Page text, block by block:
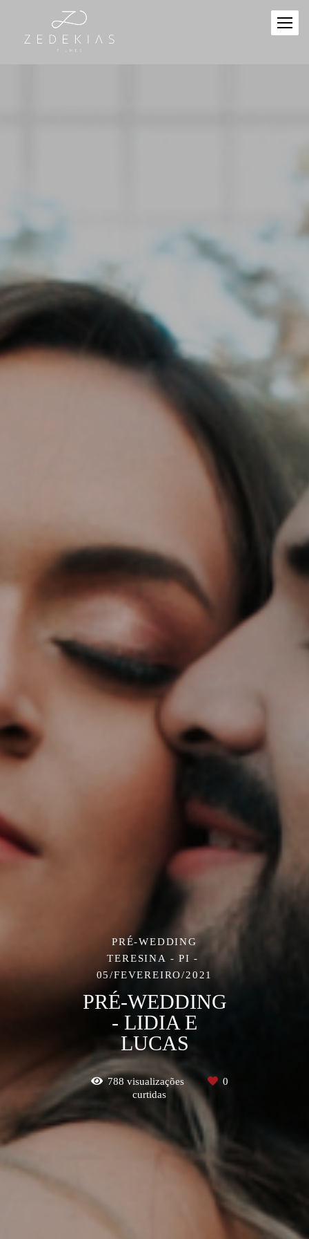
PRÉ-WEDDING
TERESINA - PI
05/FEVEREIRO/2021
PRÉ-WEDDING
- LIDIA E
LUCAS
788 visualizações
0
curtidas